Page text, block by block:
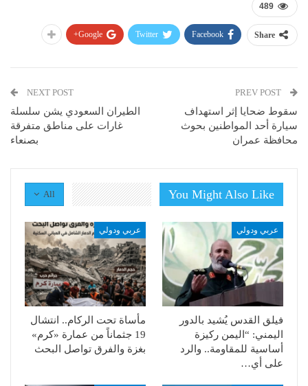
489
Share
Facebook
Twitter
Google+
سقوط ضحايا إثر استهداف
سيارة أحد المواطنين بحوث
محافظة عمران
NEXT POST
الطيران السعودي يشن سلسلة
غارات على مناطق متفرقة
بصنعاء
All You Might Also Like
عربي ودولي
فيلق القدس يُشيد بالدور
اليمني: “اليمن ركيزة
أساسية للمقاومة.. والرد
على أي…
عربي ودولي
مأساة تحت الركام.. انتشال
19 جثماناً من عمارة «كرم»
بغزة والفرق تواصل البحث